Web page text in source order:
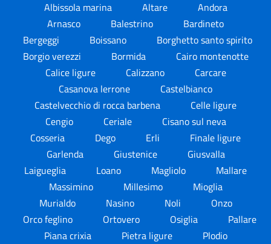
Albissola marina
Altare
Andora
Arnasco
Balestrino
Bardineto
Bergeggi
Boissano
Borghetto santo spirito
Borgio verezzi
Bormida
Cairo montenotte
Calice ligure
Calizzano
Carcare
Casanova lerrone
Castelbianco
Castelvecchio di rocca barbena
Celle ligure
Cengio
Ceriale
Cisano sul neva
Cosseria
Dego Erli
Finale ligure
Garlenda
Giustenice
Giusvalla
Laigueglia
Loano Magliolo
Mallare
Massimino
Millesimo
Mioglia
Murialdo
Nasino Noli
Onzo
Orco feglino
Ortovero Osiglia
Pallare
Piana crixia
Pietra ligure
Plodio